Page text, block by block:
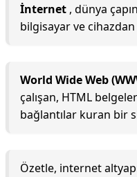
İnternet , dünya
bilgisayar ve
World Wide Web
çalışan, HTML
bağlantılar kuran bir
Özetle, internet